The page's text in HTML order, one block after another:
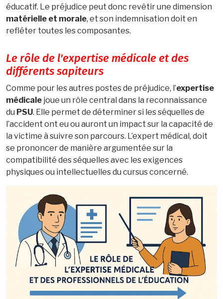
éducatif. Le préjudice peut donc revêtir une dimension
matérielle et morale, et son indemnisation doit en
refléter toutes les composantes.
Le rôle de l'expertise médicale et des
différents sapiteurs
Comme pour les autres postes de préjudice, l’expertise
médicale joue un rôle central dans la reconnaissance
du PSU. Elle permet de déterminer si les séquelles de
l’accident ont eu ou auront un impact sur la capacité de
la victime à suivre son parcours. L’expert médical, doit
se prononcer de manière argumentée sur la
compatibilité des séquelles avec les exigences
physiques ou intellectuelles du cursus concerné.